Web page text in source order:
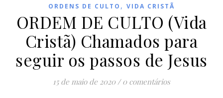
ORDENS DE CULTO , VIDA CRISTÃ
ORDEM DE CULTO (Vida
Cristã) Chamados para
seguir os passos de Jesus
15 de maio de 2020 / 0 comentários